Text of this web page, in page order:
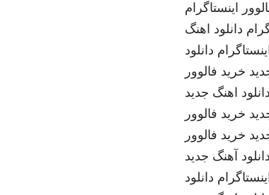
اینستاگرام
دانلود اهنگ
دانلود
خرید فالوور
دانلود اهنگ جدید
خرید فالوور
خرید فالوور
دانلود آهنگ جدید
دانلود